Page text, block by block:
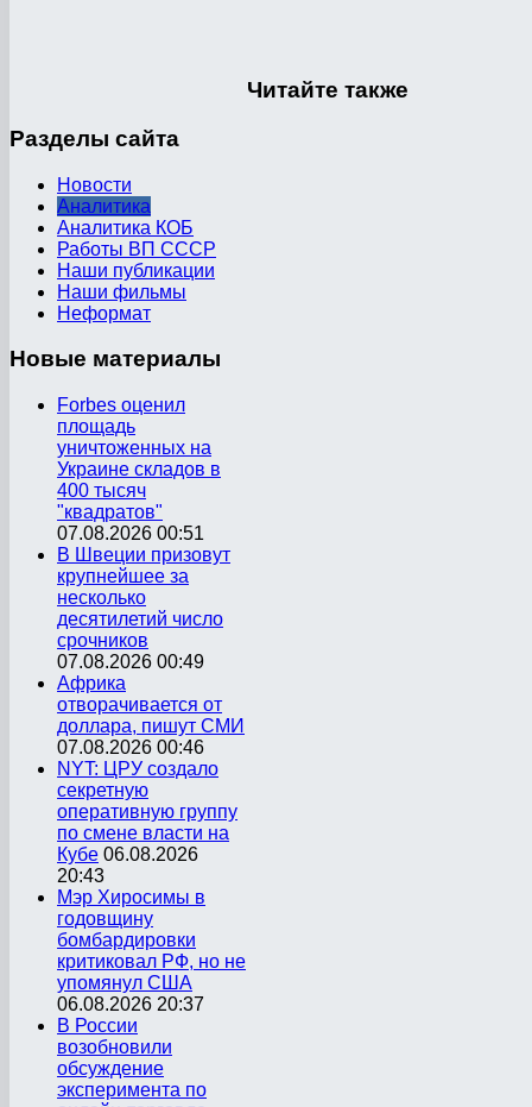
Читайте также
Разделы сайта
Новости
Аналитика
Аналитика КОБ
Работы ВП СССР
Наши публикации
Наши фильмы
Неформат
Новые материалы
Forbes оценил
площадь
уничтоженных на
Украине складов в
400 тысяч
"квадратов"
07.08.2026 00:51
В Швеции призовут
крупнейшее за
несколько
десятилетий число
срочников
07.08.2026 00:49
Африка
отворачивается от
доллара, пишут СМИ
07.08.2026 00:46
NYT: ЦРУ создало
секретную
оперативную группу
по смене власти на
Кубе 06.08.2026
20:43
Мэр Хиросимы в
годовщину
бомбардировки
критиковал РФ, но не
упомянул США
06.08.2026 20:37
В России
возобновили
обсуждение
эксперимента по